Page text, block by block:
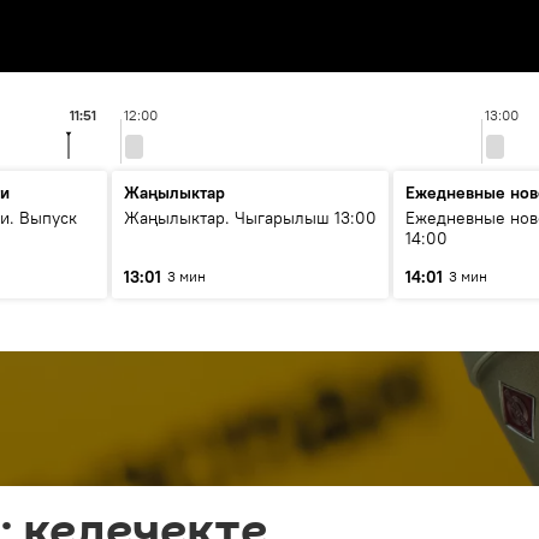
12:00 13:00
11:51
Выпуск
Жаңылыктар
Жаңылыктар. Чыгарылыш 13:00
13:01 3 мин
Ежедневные
Ежедневные
14:00
14:01 3 мин